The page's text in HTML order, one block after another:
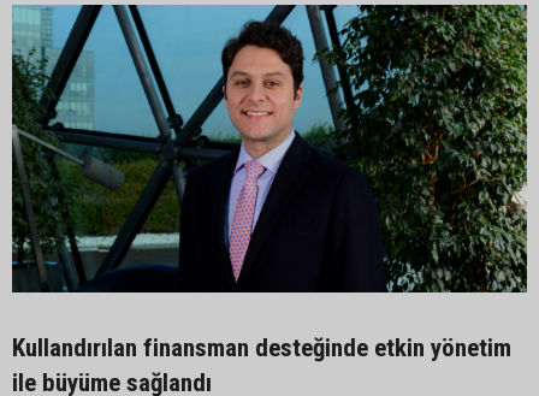
Kullandırılan finansman desteğinde etkin yönetim
ile büyüme sağlandı